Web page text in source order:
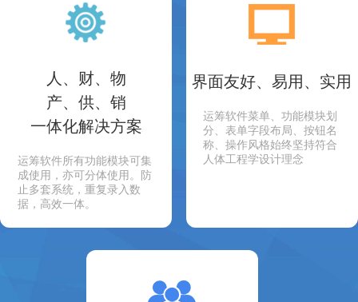
人、财、物
产、供、销
一体化解决方案
运筹软件所有功能模块可集
成使用，亦可分体使用。防
止多套系统，重复录入数
据，高效一体。
界面友好、易用、实用
运筹软件菜单、功能模块划
分、表单字段布局、按钮名
称、操作风格始终坚持符合
人体工程学设计理念